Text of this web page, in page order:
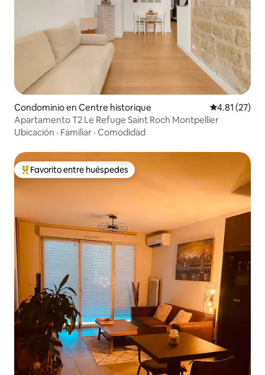
Condominio en Centre historique Calificación
4.81 (27)
Apartamento T2 Le Refuge Saint Roch Montpellier
Ubicación · Familiar · Comodidad
De los mejores en Favorito entre huéspedes
Favorito entre huéspedes